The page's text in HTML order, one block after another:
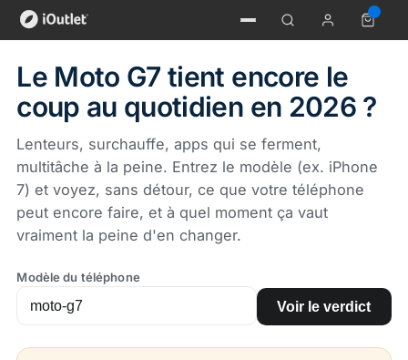
Le Moto G7 tient encore le
coup au quotidien en 2026 ?
Lenteurs, surchauffe, apps qui se ferment,
multitâche à la peine. Entrez le modèle (ex. iPhone
7) et voyez, sans détour, ce que votre téléphone
peut encore faire, et à quel moment ça vaut
vraiment la peine d'en changer.
Modèle du téléphone
Voir le verdict